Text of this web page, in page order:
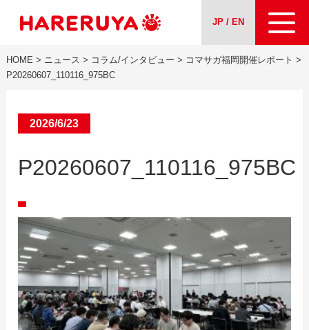
JP / EN
会社案内
お問い合わせ
HOME > ニュース > コラム/インタビュー > コマサガ福岡開催レポート >
P20260607_110116_975BC
2026/6/23
P20260607_110116_975BC